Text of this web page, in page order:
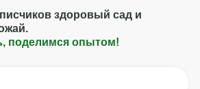
здоровый сад и
поделимся опытом!